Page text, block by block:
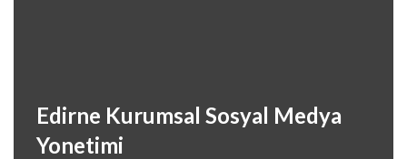
Edirne Kurumsal Sosyal Medya
Yonetimi